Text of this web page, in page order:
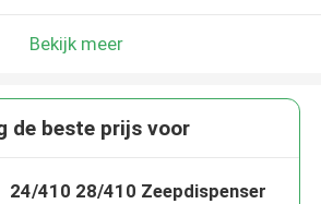
Bekijk meer
de beste prijs voor
24/410 28/410 Zeepdispenser